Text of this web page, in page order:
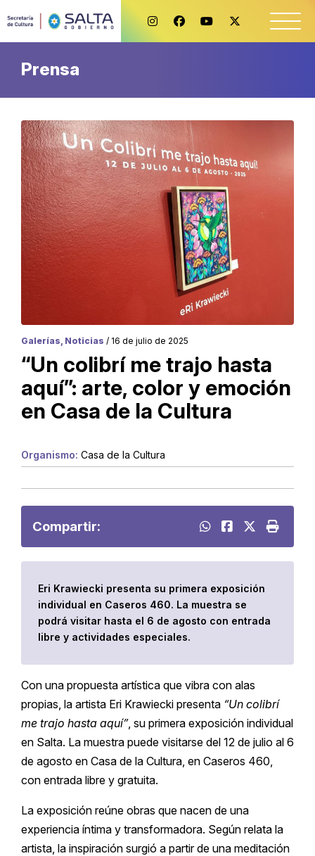
Prensa
Galerías, Noticias / 16 de julio de 2025
“Un colibrí me trajo hasta
aquí”: arte, color y emoción
en Casa de la Cultura
Organismo: Casa de la Cultura
Compartir:
Eri Krawiecki presenta su primera exposición
individual en Caseros 460. La muestra se
podrá visitar hasta el 6 de agosto con entrada
libre y actividades especiales.
Con una propuesta artística que vibra con alas
propias, la artista Eri Krawiecki presenta “Un colibrí
me trajo hasta aquí”, su primera exposición individual
en Salta. La muestra puede visitarse del 12 de julio al 6
de agosto en Casa de la Cultura, en Caseros 460,
con entrada libre y gratuita.
La exposición reúne obras que nacen de una
experiencia íntima y transformadora. Según relata la
artista, la inspiración surgió a partir de una meditación